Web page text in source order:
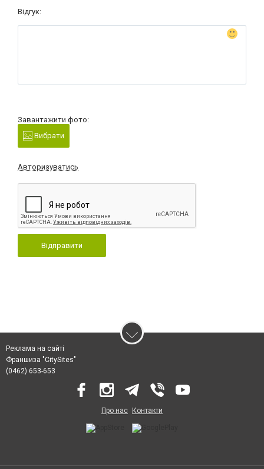
Відгук:
Завантажити фото:
Вибрати
Авторизуватись
Відправити
Реклама на сайті
Франшиза "CitySites"
(0462) 653-653
Про нас Контакти